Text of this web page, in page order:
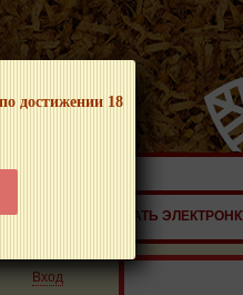
достижении 18
ПРОДУКЦИИ!
ЗАКАЗАТЬ
Вход